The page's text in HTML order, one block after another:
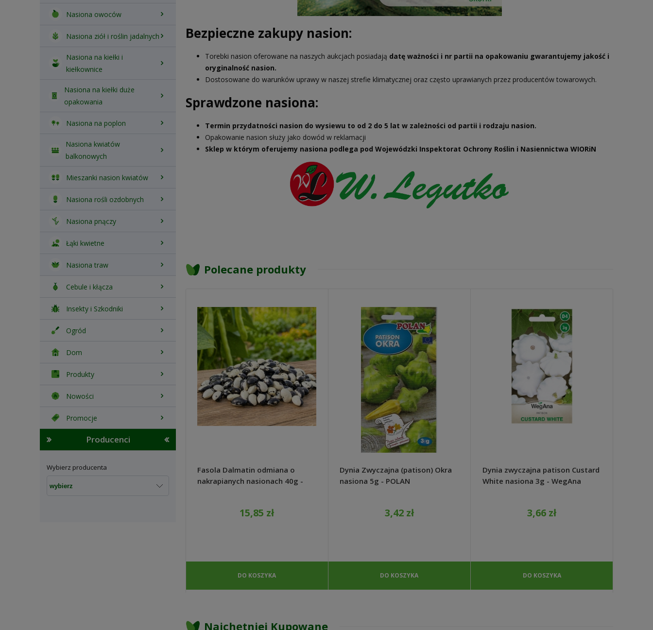
Nasiona owoców
Nasiona ziół i roślin jadalnych
Nasiona na kiełki i
kiełkownice
Nasiona na kiełki duże
opakowania
Nasiona na poplon
Nasiona kwiatów
balkonowych
Mieszanki nasion kwiatów
Nasiona rośli ozdobnych
Nasiona pnączy
Łąki kwietne
Nasiona traw
Cebule i kłącza
Insekty i Szkodniki
Ogród
Dom
Produkty
Nowości
Promocje
Producenci
Wybierz producenta
Bezpieczne zakupy nasion:
Torebki nasion oferowane na naszych aukcjach posiadają datę ważności i nr partii na opakowaniu gwarantujemy jakość i
oryginalność nasion.
Dostosowane do warunków uprawy w naszej strefie klimatycznej oraz często uprawianych przez producentów towarowych.
Sprawdzone nasiona:
Termin przydatności nasion do wysiewu to od 2 do 5 lat w zależności od partii i rodzaju nasion.
Opakowanie nasion służy jako dowód w reklamacji
Sklep w którym oferujemy nasiona podlega pod Wojewódzki Inspektorat Ochrony Roślin i Nasiennictwa WIORiN
Polecane produkty
Fasola Dalmatin odmiana o
nakrapianych nasionach 40g -
15,85 zł
DO KOSZYKA
Dynia Zwyczajna (patison) Okra
nasiona 5g - POLAN
3,42 zł
DO KOSZYKA
Dynia zwyczajna patison Custard
White nasiona 3g - WegAna
3,66 zł
DO KOSZYKA
Najchętniej Kupowane